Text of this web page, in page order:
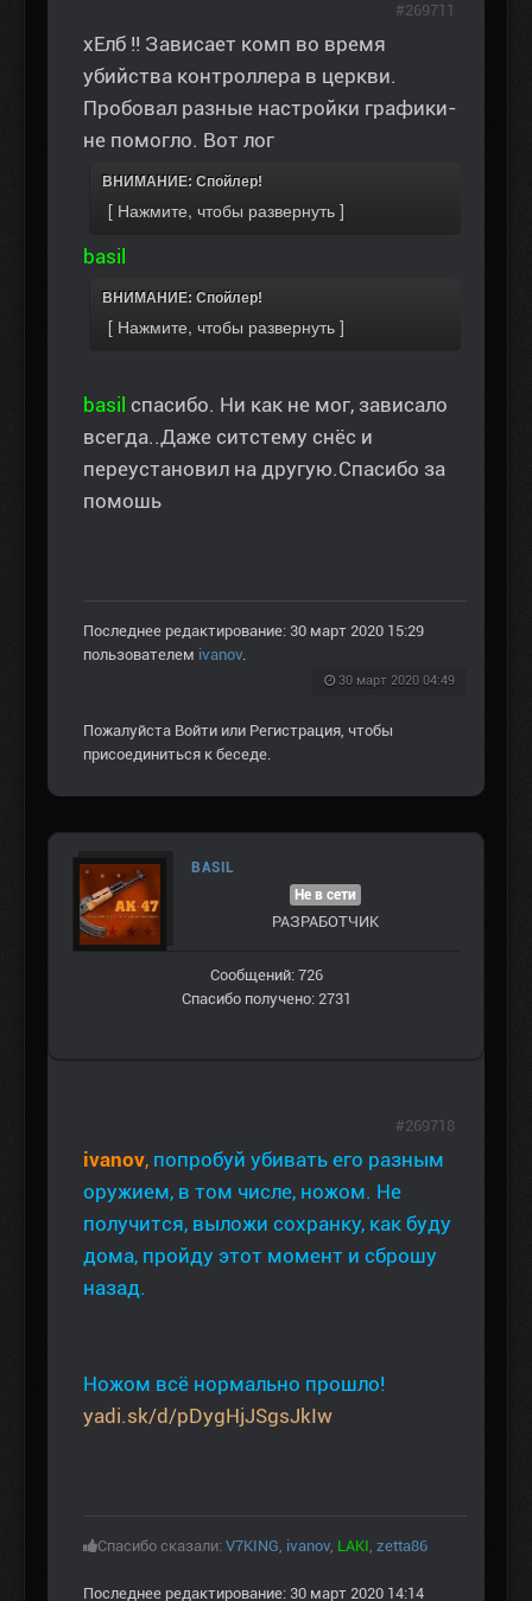
хЕлб !! Зависает комп во время
убийства контроллера в церкви.
Пробовал разные настройки графики-
не помогло. Вот лог
ВНИМАНИЕ: Спойлер!
basil
ВНИМАНИЕ: Спойлер!
basil спасибо. Ни как не мог, зависало
всегда..Даже ситстему снёс и
переустановил на другую.Спасибо за
помошь
Последнее редактирование: 30 март 2020 15:29
пользователем ivanov.
30 март 2020 04:49
#269711
Пожалуйста Войти или Регистрация, чтобы
присоединиться к беседе.
BASIL
Не в сети
РАЗРАБОТЧИК
Сообщений: 726
Спасибо получено: 2731
ivanov, попробуй убивать его разным
оружием, в том числе, ножом. Не
получится, выложи сохранку, как буду
дома, пройду этот момент и сброшу
назад.
Ножом всё нормально прошло!
yadi.sk/d/pDygHjJSgsJkIw
Спасибо сказали: V7KING, ivanov, LAKI, zetta86
Последнее редактирование: 30 март 2020 14:14
#269718